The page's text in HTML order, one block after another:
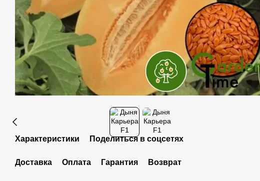
Характеристики Поделиться в соцсетях
Доставка Оплата Гарантия Возврат